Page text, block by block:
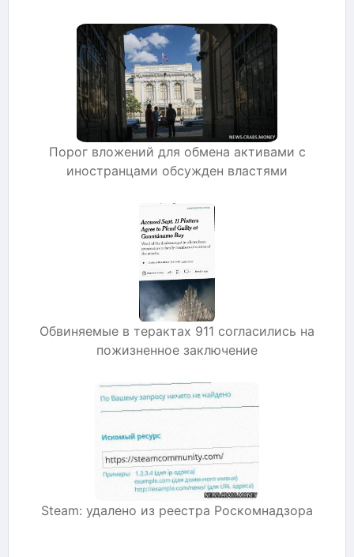
Порог вложений для обмена активами с
иностранцами обсужден властями
Обвиняемые в терактах 911 согласились на
пожизненное заключение
Steam: удалено из реестра Роскомнадзора